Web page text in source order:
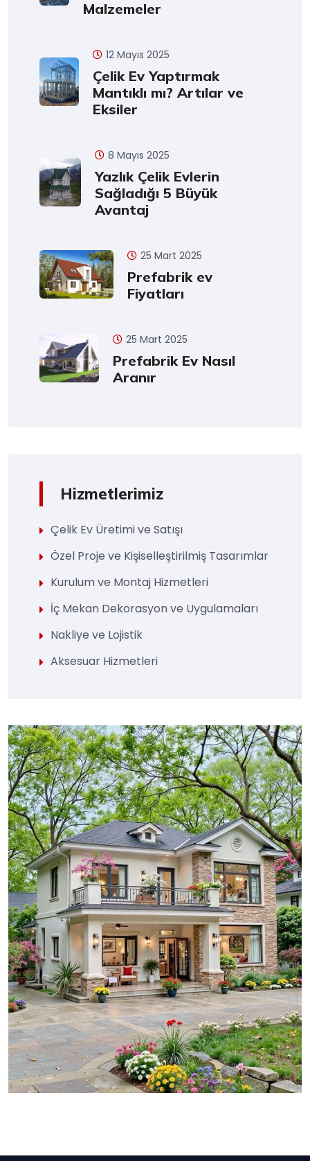
Malzemeler
12 Mayıs 2025
Çelik Ev Yaptırmak
Mantıklı mı? Artılar ve
Eksiler
8 Mayıs 2025
Yazlık Çelik Evlerin
Sağladığı 5 Büyük
Avantaj
25 Mart 2025
Prefabrik ev
Fiyatları
25 Mart 2025
Prefabrik Ev Nasıl
Aranır
Hizmetlerimiz
Çelik Ev Üretimi ve Satışı
Özel Proje ve Kişiselleştirilmiş Tasarımlar
Kurulum ve Montaj Hizmetleri
İç Mekan Dekorasyon ve Uygulamaları
Nakliye ve Lojistik
Aksesuar Hizmetleri